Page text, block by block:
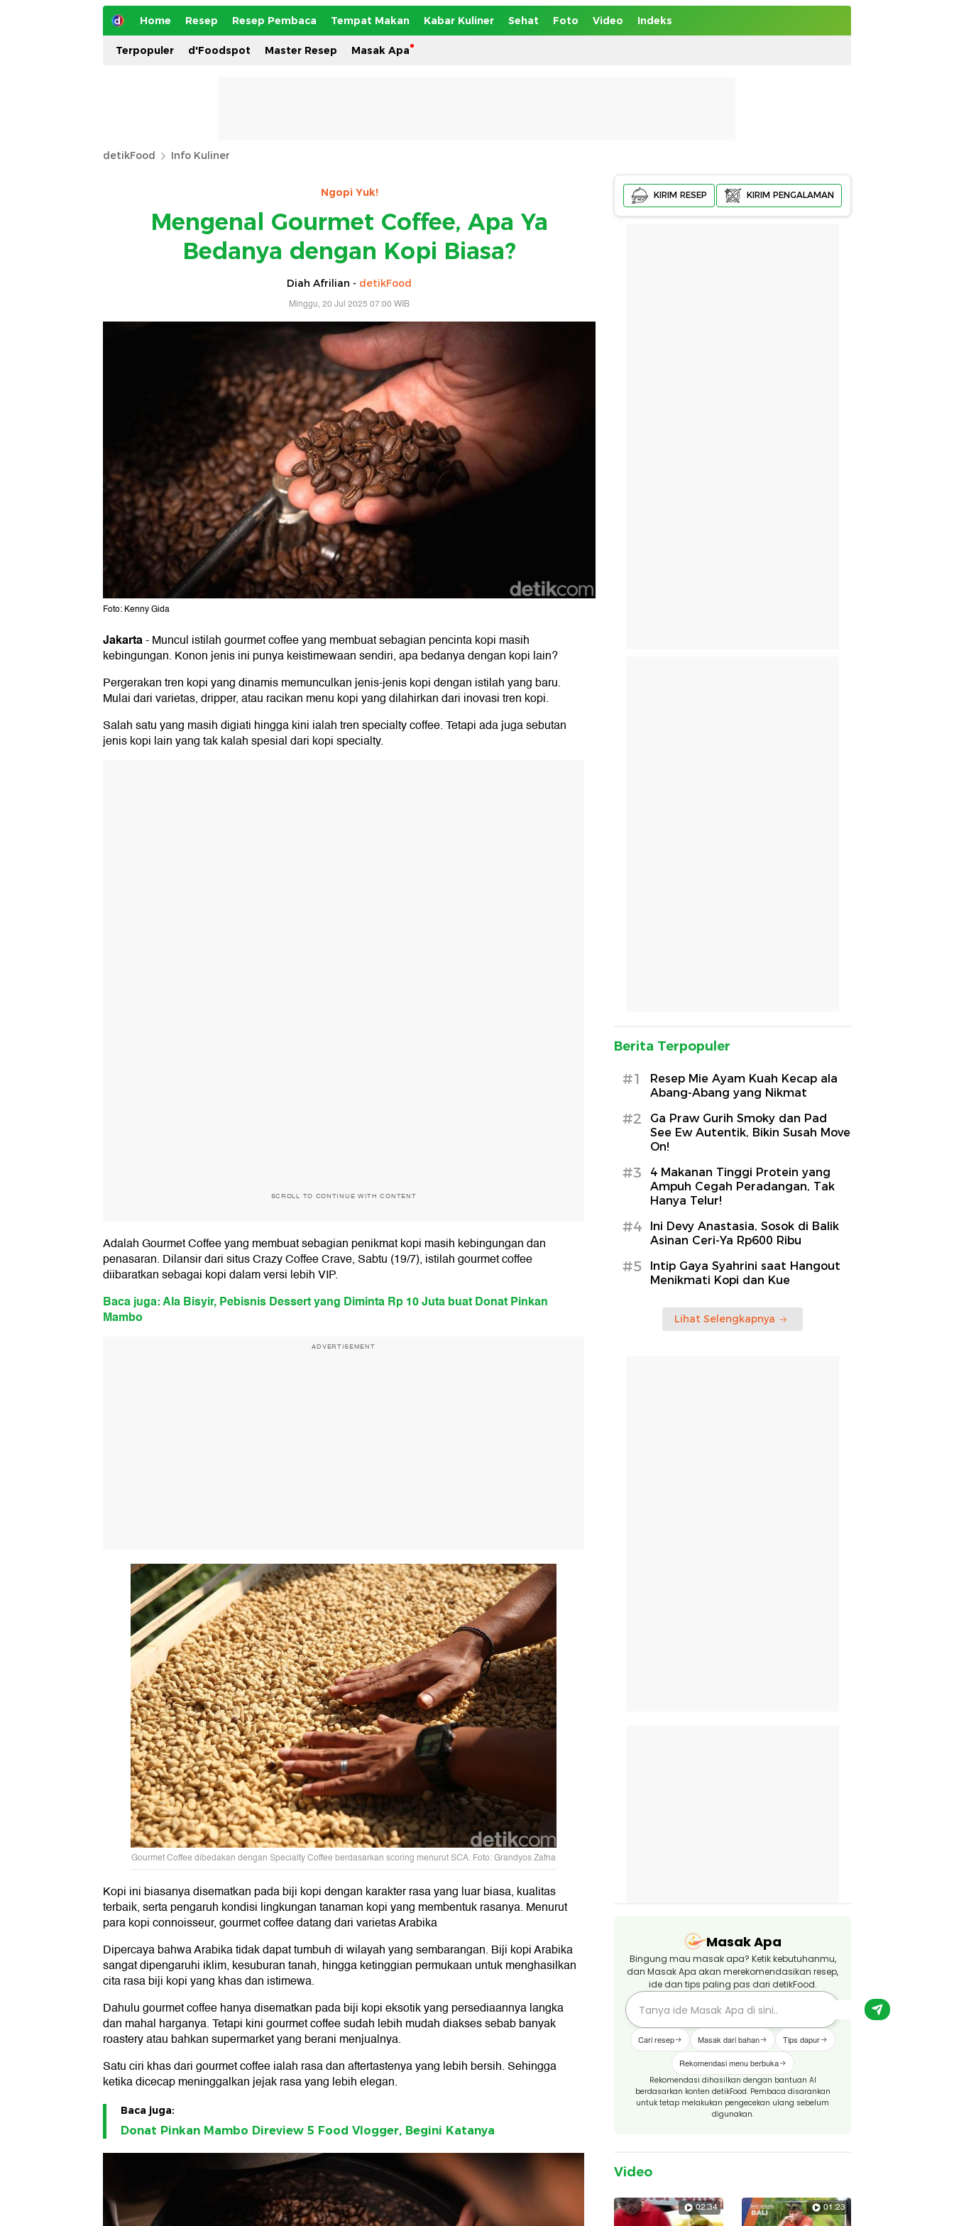
Home Resep Resep Pembaca Tempat Makan Kabar Kuliner Sehat Foto Video Indeks
Terpopuler d'Foodspot Master Resep Masak Apa
detikFood Info Kuliner
Ngopi Yuk!
Mengenal Gourmet Coffee, Apa Ya
Bedanya dengan Kopi Biasa?
Diah Afrilian - detikFood
Minggu, 20 Jul 2025 07:00 WIB
Foto: Kenny Gida
Jakarta-Muncul istilah gourmet coffee yang membuat sebagian pencinta kopi masih
kebingungan. Konon jenis ini punya keistimewaan sendiri, apa bedanya dengan kopi lain?
Pergerakan tren kopi yang dinamis memunculkan jenis-jenis kopi dengan istilah yang baru.
Mulai dari varietas, dripper, atau racikan menu kopi yang dilahirkan dari inovasi tren kopi.
Salah satu yang masih digiati hingga kini ialah tren specialty coffee. Tetapi ada juga sebutan
jenis kopi lain yang tak kalah spesial dari kopi specialty.
SCROLL TO CONTINUE WITH CONTENT
Adalah Gourmet Coffee yang membuat sebagian penikmat kopi masih kebingungan dan
penasaran. Dilansir dari situs Crazy Coffee Crave, Sabtu (19/7), istilah gourmet coffee
diibaratkan sebagai kopi dalam versi lebih VIP.
Baca juga: Ala Bisyir, Pebisnis Dessert yang Diminta Rp 10 Juta buat Donat Pinkan
Mambo
ADVERTISEMENT
Gourmet Coffee dibedakan dengan Specialty Coffee berdasarkan scoring menurut SCA. Foto: Grandyos Zafna
Kopi ini biasanya disematkan pada biji kopi dengan karakter rasa yang luar biasa, kualitas
terbaik, serta pengaruh kondisi lingkungan tanaman kopi yang membentuk rasanya. Menurut
para kopi connoisseur, gourmet coffee datang dari varietas Arabika
Dipercaya bahwa Arabika tidak dapat tumbuh di wilayah yang sembarangan. Biji kopi Arabika
sangat dipengaruhi iklim, kesuburan tanah, hingga ketinggian permukaan untuk menghasilkan
cita rasa biji kopi yang khas dan istimewa.
Dahulu gourmet coffee hanya disematkan pada biji kopi eksotik yang persediaannya langka
dan mahal harganya. Tetapi kini gourmet coffee sudah lebih mudah diakses sebab banyak
roastery atau bahkan supermarket yang berani menjualnya.
Satu ciri khas dari gourmet coffee ialah rasa dan aftertastenya yang lebih bersih. Sehingga
ketika dicecap meninggalkan jejak rasa yang lebih elegan.
Baca juga:
Donat Pinkan Mambo Direview 5 Food Vlogger, Begini Katanya
KIRIM RESEP KIRIM PENGALAMAN
Berita Terpopuler
#1
Resep Mie Ayam Kuah Kecap ala
Abang-Abang yang Nikmat
#2
Ga Praw Gurih Smoky dan Pad
See Ew Autentik, Bikin Susah Move
On!
#3
4 Makanan Tinggi Protein yang
Ampuh Cegah Peradangan, Tak
Hanya Telur!
#4
Ini Devy Anastasia, Sosok di Balik
Asinan Ceri-Ya Rp600 Ribu
#5
Intip Gaya Syahrini saat Hangout
Menikmati Kopi dan Kue
Lihat Selengkapnya
Masak Apa
Bingung mau masak apa? Ketik kebutuhanmu,
dan Masak Apa akan merekomendasikan resep,
ide dan tips paling pas dari detikFood.
Cari resep Masak dari bahan Tips dapur
Rekomendasi menu berbuka
Rekomendasi dihasilkan dengan bantuan AI
berdasarkan konten detikFood. Pembaca disarankan
untuk tetap melakukan pengecekan ulang sebelum
digunakan.
Video
02:34 01:23